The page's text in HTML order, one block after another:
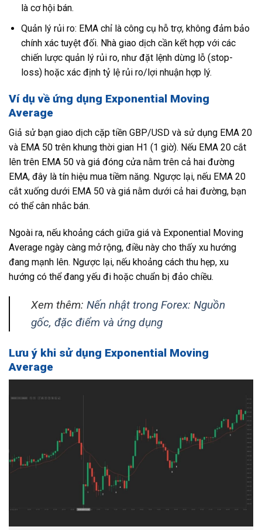
là cơ hội bán.
Quản lý rủi ro: EMA chỉ là công cụ hỗ trợ, không đảm bảo
chính xác tuyệt đối. Nhà giao dịch cần kết hợp với các
chiến lược quản lý rủi ro, như đặt lệnh dừng lỗ (stop-
loss) hoặc xác định tỷ lệ rủi ro/lợi nhuận hợp lý.
Ví dụ về ứng dụng Exponential Moving
Average
Giả sử bạn giao dịch cặp tiền GBP/USD và sử dụng EMA 20
và EMA 50 trên khung thời gian H1 (1 giờ). Nếu EMA 20 cắt
lên trên EMA 50 và giá đóng cửa nằm trên cả hai đường
EMA, đây là tín hiệu mua tiềm năng. Ngược lại, nếu EMA 20
cắt xuống dưới EMA 50 và giá nằm dưới cả hai đường, bạn
có thể cân nhắc bán.
Ngoài ra, nếu khoảng cách giữa giá và Exponential Moving
Average ngày càng mở rộng, điều này cho thấy xu hướng
đang mạnh lên. Ngược lại, nếu khoảng cách thu hẹp, xu
hướng có thể đang yếu đi hoặc chuẩn bị đảo chiều.
Xem thêm: Nến nhật trong Forex: Nguồn
gốc, đặc điểm và ứng dụng
Lưu ý khi sử dụng Exponential Moving
Average